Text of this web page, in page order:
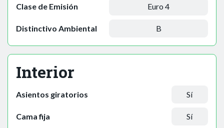
Clase de Emisión Euro 4
Distinctivo Ambiental B
Interior
Asientos giratorios Sí
Cama fija Sí